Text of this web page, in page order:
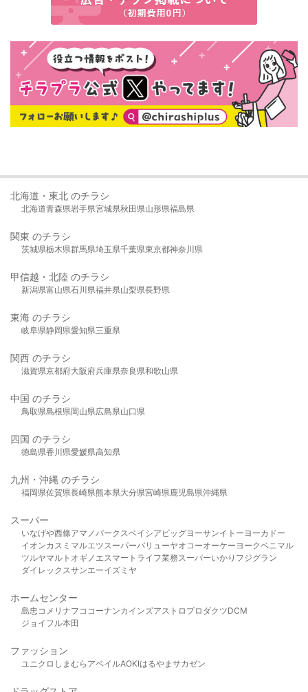
北海道・東北 のチラシ
北海道青森県岩手県宮城県秋田県山形県福島県
関東 のチラシ
茨城県栃木県群馬県埼玉県千葉県東京都神奈川県
甲信越・北陸 のチラシ
新潟県富山県石川県福井県山梨県長野県
東海 のチラシ
岐阜県静岡県愛知県三重県
関西 のチラシ
滋賀県京都府大阪府兵庫県奈良県和歌山県
中国 のチラシ
鳥取県島根県岡山県広島県山口県
四国 のチラシ
徳島県香川県愛媛県高知県
九州・沖縄 のチラシ
福岡県佐賀県長崎県熊本県大分県宮崎県鹿児島県沖縄県
スーパー
いなげや西條アマノパークスベイシア ビッグヨーサンイトーヨーカドー
イオンカスミ マルエツスーパーバリューヤオコーオーケー ヨークベニマル
ツルヤマルト オギノ エスマート ライフ業務スーパーいかり フジグラン
ダイレックスサンエーイズミヤ
ホームセンター
島忠 コメリ ナフコ コーナンカインズアストロプロダクツDCM
ジョイフル本田
ファッション
ユニクロ しまむら アベイルAOKIはるやま サカゼン